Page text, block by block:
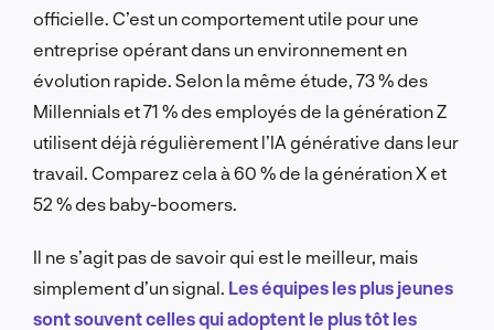
officielle. C’est un comportement utile pour une
entreprise opérant dans un environnement en
évolution rapide. Selon la même étude, 73 % des
Millennials et 71 % des employés de la génération Z
utilisent déjà régulièrement l’IA générative dans leur
travail. Comparez cela à 60 % de la génération X et
52 % des baby-boomers.
Il ne s’agit pas de savoir qui est le meilleur, mais
simplement d’un signal. Les équipes les plus jeunes
sont souvent celles qui adoptent le plus tôt les